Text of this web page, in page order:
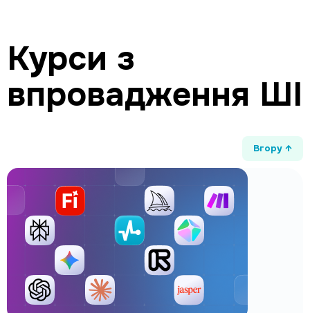
Курси з
впровадження ШІ
Вгору ↑